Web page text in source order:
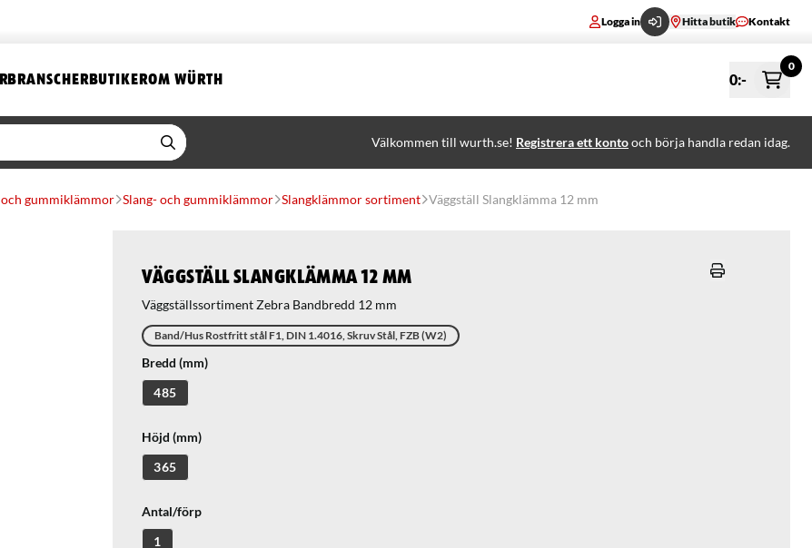
Logga in Hitta butik Kontakt
BRANSCHERBUTIKEROM WÜRTH 0:-
0
Välkommen till wurth.se! Registrera ett kontooch börja handla redan idag.
gummiklämmor Slang- och gummiklämmor Slangklämmor sortiment Väggställ Slangklämma 12 mm
Väggställ Slangklämma 12 mm
Väggställssortiment Zebra Bandbredd 12 mm
Band/Hus Rostfritt stål F1, DIN 1.4016, Skruv Stål, FZB (W2)
Bredd (mm)
485
Höjd (mm)
365
Antal/förp
1